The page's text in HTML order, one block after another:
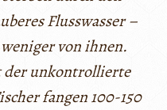
Flusswasser –
von ihnen.
der unkontrollierte
fangen 100-150